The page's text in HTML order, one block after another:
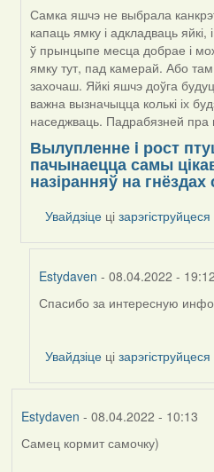
Самка яшчэ не выбрала
капаць ямку і адкладваць
ў прынцыпе месца добрае і
ямку тут, пад камерай. Або
захочаш. Яйкі яшчэ доўга
важна вызначыцца колькі іх
наседжваць. Падрабязней пра
Вылупленне i рост
пачынаецца самы
назіранняў на гнёздах
Увайдзіце цізарэгіструйцеся
Estydaven - 08.04.2022 - 19:12
In
by
Harrier
Спасибо за интересную
Увайдзіце цізарэгіструйцеся
Estydaven - 08.04.2022 - 10:13
Самец кормит самочку)